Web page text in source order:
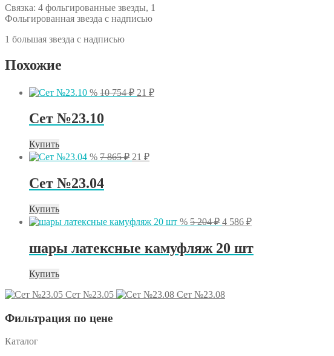
Связка: 4 фольгированные звезды, 1
Фольгированная звезда с надписью
1 большая звезда с надписью
Похожие
% 10 754₽ Первоначальная
21 ₽Текущая
Сет №23.10
Купить
% 7 865₽ Первоначальная
21 ₽Текущая
Сет №23.04
Купить
% 5 204₽ Первоначальная
составляла
5
4 586 ₽Текущая
586 ₽.
шары латексные камуфляж 20 шт
Купить
Сет №23.05
Сет №23.08
Фильтрация по цене
Каталог